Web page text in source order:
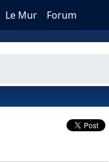
Le Mur Forum